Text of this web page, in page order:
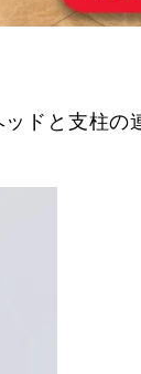
ドと支柱